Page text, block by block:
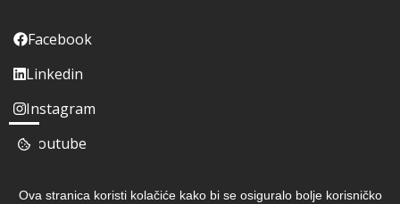
Facebook
Linkedin
Instagram
Youtube
Ova stranica koristi kolačiće kako bi se osiguralo bolje korisničko